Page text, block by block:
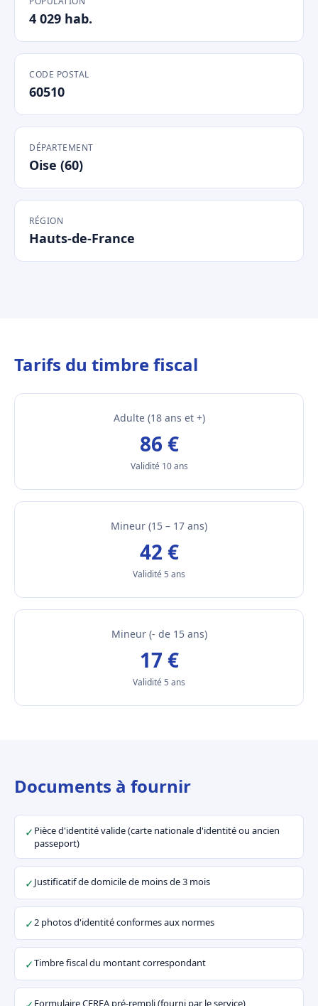
4 029 hab.
CODE POSTAL
60510
DÉPARTEMENT
Oise (60)
RÉGION
Hauts-de-France
Tarifs du timbre fiscal
Adulte (18 ans et +)
86 €
Validité 10 ans
Mineur (15 – 17 ans)
42 €
Validité 5 ans
Mineur (- de 15 ans)
17 €
Validité 5 ans
Documents à fournir
✓ Pièce d'identité valide (carte nationale d'identité ou ancien
passeport)
✓Justificatif de domicile de moins de 3 mois
✓2 photos d'identité conformes aux normes
✓Timbre fiscal du montant correspondant
Formulaire CERFA pré-rempli (fourni par le service)